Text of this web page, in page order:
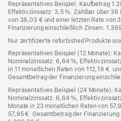
Repräsentatives Beispiel: Kaufbetrag
Effektivzinssatz: 3,5 %. Zahlbar über 36
von 38,03 € und einer letzten Rate von
Finanzierung einschließlich Zinsen:
Nur zertifizierte refurbished Produkte
Repräsentatives Beispiel (12 Monate):
Nominalzinssatz: 6,64 %,
in 11 monatlichen Raten von 112,19 €.
Gesamtbetrag der Finanzierung
Repräsentatives Beispiel (24 Monate):
Nominalzinssatz: 6,64 %,
Monate in 23 monatlichen Raten von
57,95 €. Gesamtbetrag der